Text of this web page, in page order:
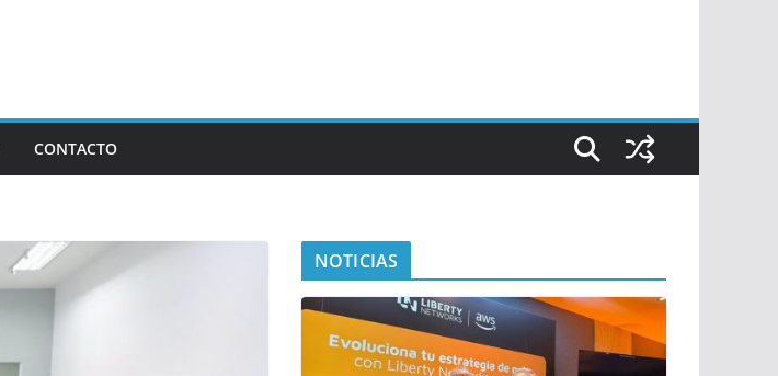
CONTACTO
NOTICIAS